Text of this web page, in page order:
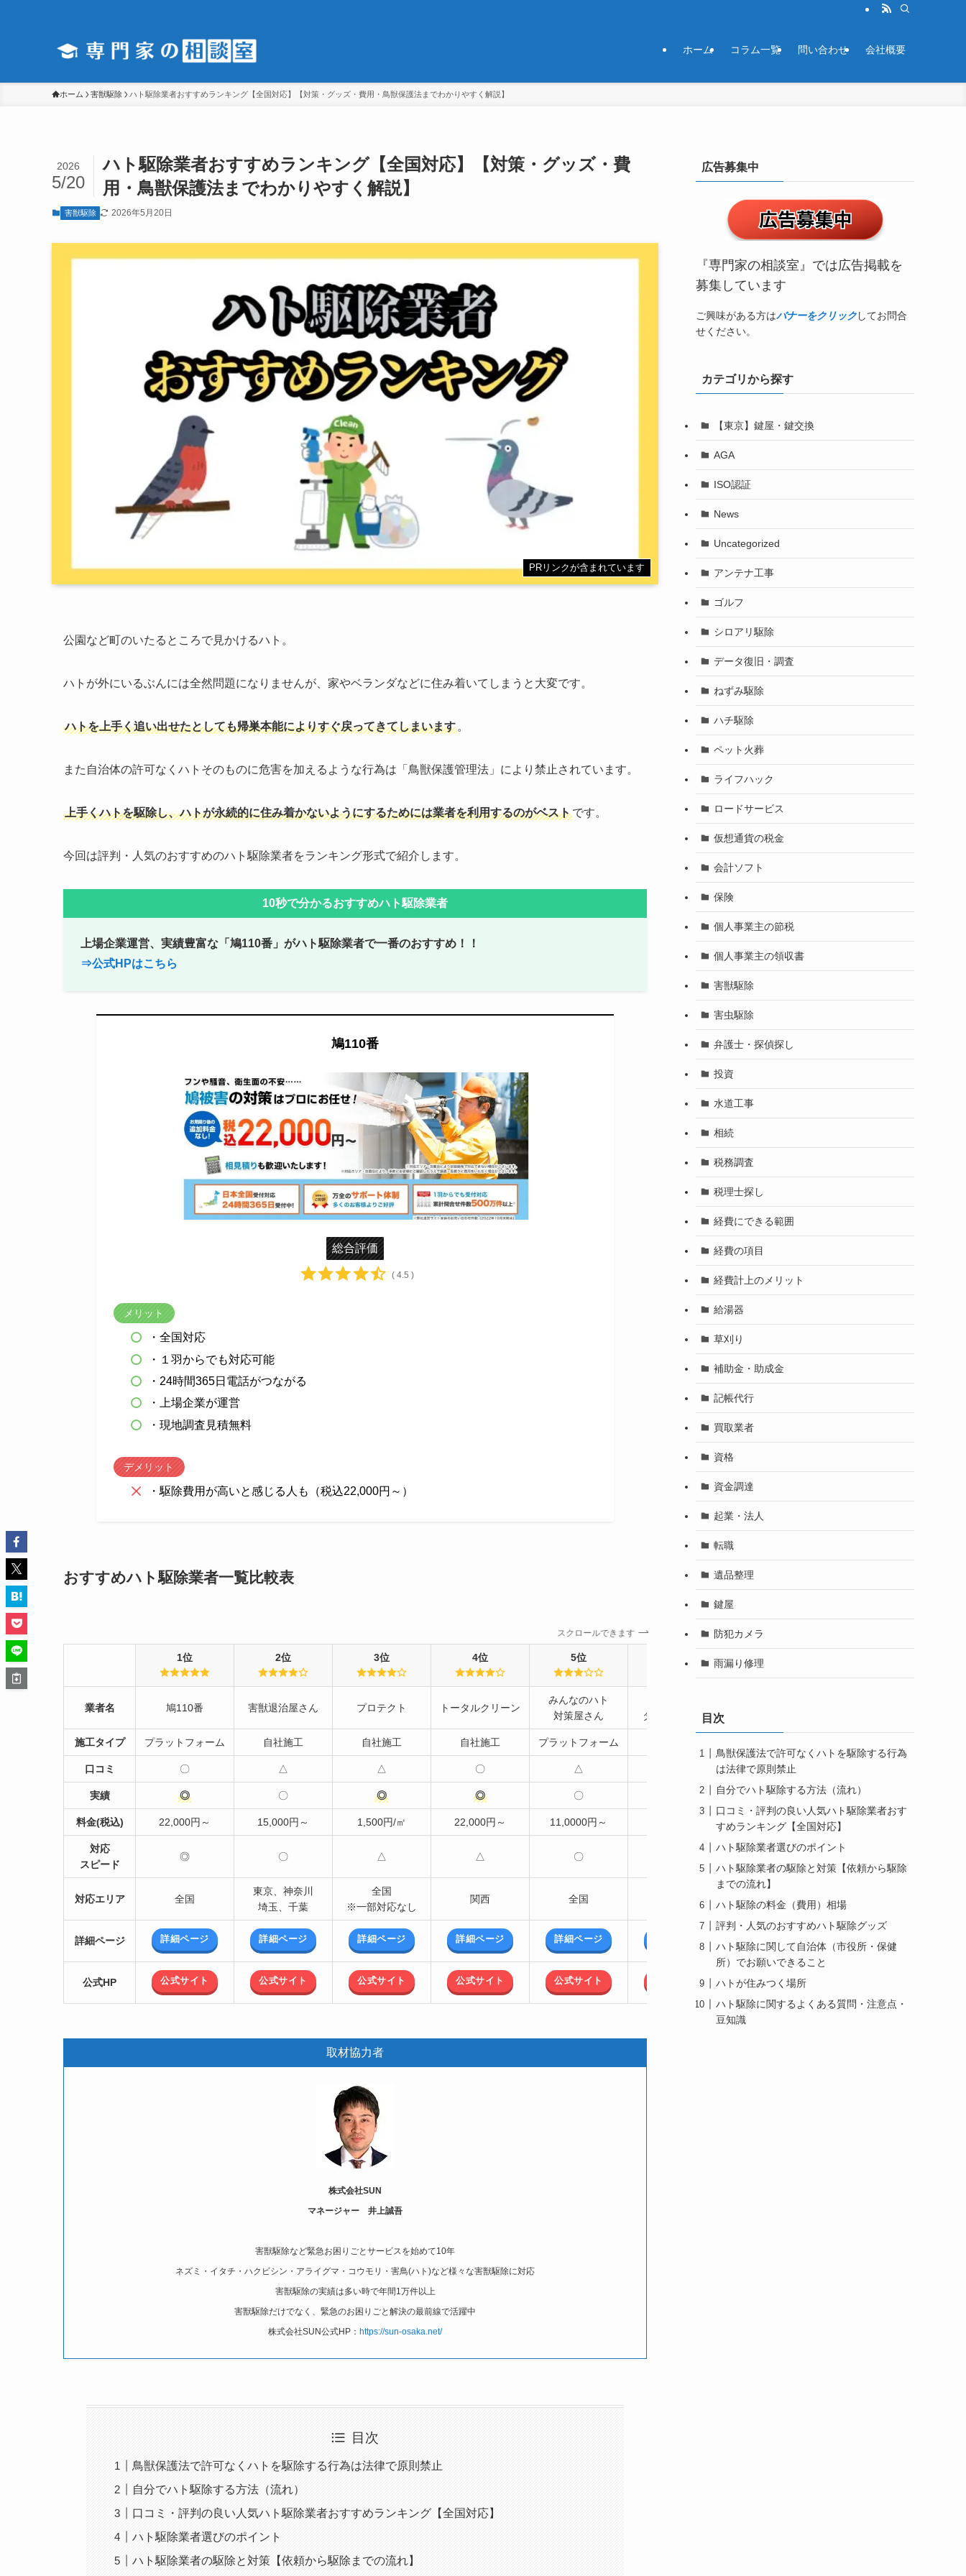
ホーム コラム一覧 問い合わせ 会社概要
ホーム 害獣駆除 ハト駆除業者おすすめランキング【全国対応】【対策・グッズ・費用・鳥獣保護法までわかりやすく解説】
ハト駆除業者おすすめランキング【全国対応】【対策・グッズ・費
用・鳥獣保護法までわかりやすく解説】
2026
5/20
害獣駆除 2026年5月20日
PRリンクが含まれています
公園など町のいたるところで見かけるハト。
ハトが外にいるぶんには全然問題になりませんが、家やベランダなどに住み着いてしまうと大変です。
ハトを上手く追い出せたとしても帰巣本能によりすぐ戻ってきてしまいます 。
また自治体の許可なくハトそのものに危害を加えるような行為は「鳥獣保護管理法」により禁止されています。
上手くハトを駆除し、ハトが永続的に住み着かないようにするためには業者を利用するのがベストです。
今回は評判・人気のおすすめのハト駆除業者をランキング形式で紹介します。
10秒で分かるおすすめハト駆除業者
上場企業運営、実績豊富な「鳩110番」がハト駆除業者で一番のおすすめ！！
⇒公式HPはこちら
鳩110番
総合評価
( 4.5 )
メリット
・全国対応
・１羽からでも対応可能
・24時間365日電話がつながる
・上場企業が運営
・現地調査見積無料
デメリット
・駆除費用が高いと感じる人も（税込22,000円～）
おすすめハト駆除業者一覧比較表
スクロールできます
1位 2位 3位 4位 5位
業者名 鳩110番 害獣退治屋さん プロテクト トータルクリーン
みんなのハト
対策屋さん
ターミニックス
施工タイプ プラットフォーム 自社施工 自社施工 自社施工 プラットフォーム
口コミ 〇 △ △ 〇 △ 〇
実績 ◎ 〇 ◎ ◎ 〇 △
料金(税込) 22,000円～ 15,000円～ 1,500円/㎡ 22,000円～ 11,0000円～ 12,000円～
対応
スピード
◎ 〇 △ △ 〇
対応エリア 全国
東京、神奈川
埼玉、千葉
全国
※一部対応なし
関西 全国 関東
詳細ページ 詳細ページ 詳細ページ 詳細ページ 詳細ページ 詳細ページ 詳細ページ 詳細ページ
公式HP 公式サイト 公式サイト 公式サイト 公式サイト 公式サイト 公式サイト 公式サイト
取材協力者
株式会社SUN
マネージャー 井上誠吾
害獣駆除など緊急お困りごとサービスを始めて10年
ネズミ・イタチ・ハクビシン・アライグマ・コウモリ・害鳥(ハト)など様々な害獣駆除に対応
害獣駆除の実績は多い時で年間1万件以上
害獣駆除だけでなく、緊急のお困りごと解決の最前線で活躍中
株式会社SUN公式HP： https://sun-osaka.net/
目次
鳥獣保護法で許可なくハトを駆除する行為は法律で原則禁止
自分でハト駆除する方法（流れ）
口コミ・評判の良い人気ハト駆除業者おすすめランキング【全国対応】
ハト駆除業者選びのポイント
ハト駆除業者の駆除と対策【依頼から駆除までの流れ】
広告募集中
『専門家の相談室』では広告掲載を
募集しています
ご興味がある方はバナーをクリックしてお問合
せください。
カテゴリから探す
【東京】鍵屋・鍵交換
AGA
ISO認証
News
Uncategorized
アンテナ工事
ゴルフ
シロアリ駆除
データ復旧・調査
ねずみ駆除
ハチ駆除
ペット火葬
ライフハック
ロードサービス
仮想通貨の税金
会計ソフト
保険
個人事業主の節税
個人事業主の領収書
害獣駆除
害虫駆除
弁護士・探偵探し
投資
水道工事
相続
税務調査
税理士探し
経費にできる範囲
経費の項目
経費計上のメリット
給湯器
草刈り
補助金・助成金
記帳代行
買取業者
資格
資金調達
起業・法人
転職
遺品整理
鍵屋
防犯カメラ
雨漏り修理
目次
鳥獣保護法で許可なくハトを駆除する行為
は法律で原則禁止
自分でハト駆除する方法（流れ）
口コミ・評判の良い人気ハト駆除業者おす
すめランキング【全国対応】
ハト駆除業者選びのポイント
ハト駆除業者の駆除と対策【依頼から駆除
までの流れ】
ハト駆除の料金（費用）相場
評判・人気のおすすめハト駆除グッズ
ハト駆除に関して自治体（市役所・保健
所）でお願いできること
ハトが住みつく場所
ハト駆除に関するよくある質問・注意点・
豆知識